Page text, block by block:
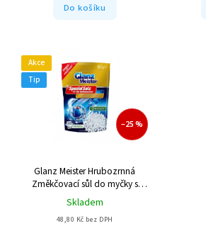
Do košíku
Akce
Tip
–25 %
Glanz Meister Hrubozrnná
Změkčovací sůl do myčky s
obsahem zinku 1,2kg
Skladem
48,80 Kč bez DPH